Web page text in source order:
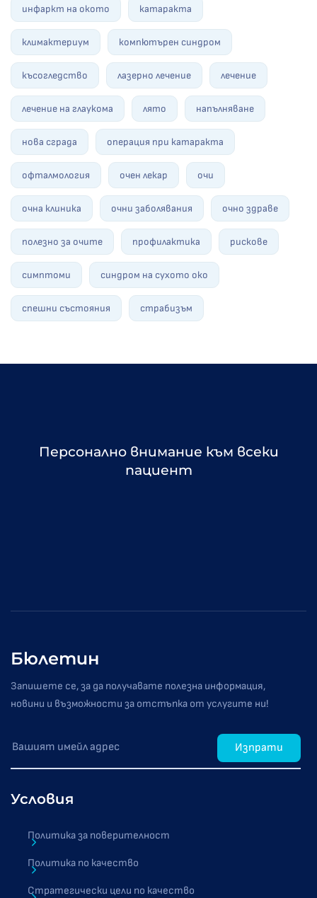
инфаркт на окото катаракта
климактериум компютърен синдром
късогледство лазерно лечение лечение
лечение на глаукома лято напълняване
нова сграда операция при катаракта
офталмология очен лекар очи
очна клиника очни заболявания очно здраве
полезно за очите профилактика рискове
симптоми синдром на сухото око
спешни състояния страбизъм
Персонално внимание към всеки
пациент
Бюлетин
Запишете се, за да получавате полезна информация,
новини и възможности за отстъпка от услугите ни!
Изпрати
Условия
Политика за поверителност
Политика по качество
Стратегически цели по качество